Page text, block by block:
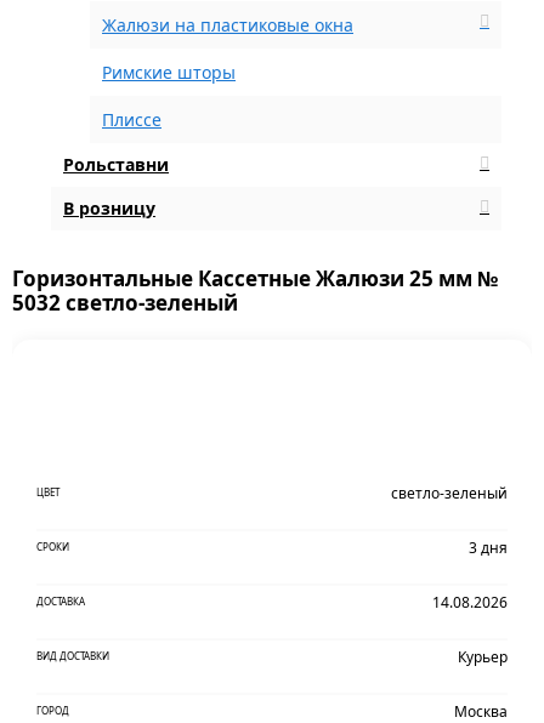
Жалюзи на пластиковые окна
Римские шторы
Плиссе
Рольставни
В розницу
Горизонтальные Кассетные Жалюзи 25 мм №
5032 светло-зеленый
ЦВЕТ светло-зеленый
СРОКИ 3 дня
ДОСТАВКА 14.08.2026
ВИД ДОСТАВКИ Курьер
ГОРОД Москва